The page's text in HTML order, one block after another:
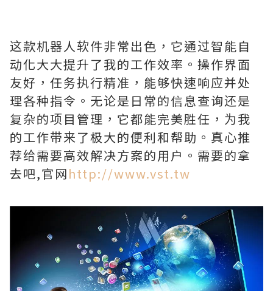
这款机器人软件非常出色，它通过智能自
动化大大提升了我的工作效率。操作界面
友好，任务执行精准，能够快速响应并处
理各种指令。无论是日常的信息查询还是
复杂的项目管理，它都能完美胜任，为我
的工作带来了极大的便利和帮助。真心推
荐给需要高效解决方案的用户。需要的拿
去吧,官网http://www.vst.tw